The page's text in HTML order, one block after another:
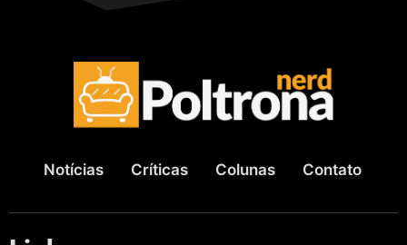
Notícias Críticas Colunas Contato